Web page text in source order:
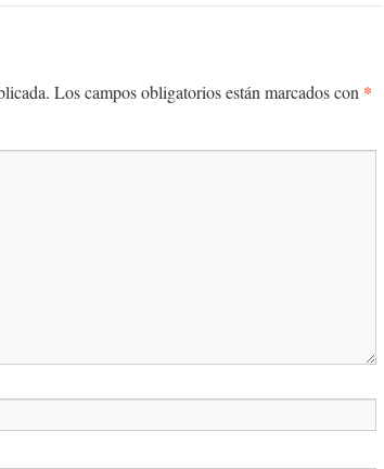
Los campos obligatorios están marcados con *